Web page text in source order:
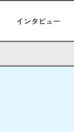
インタビュー